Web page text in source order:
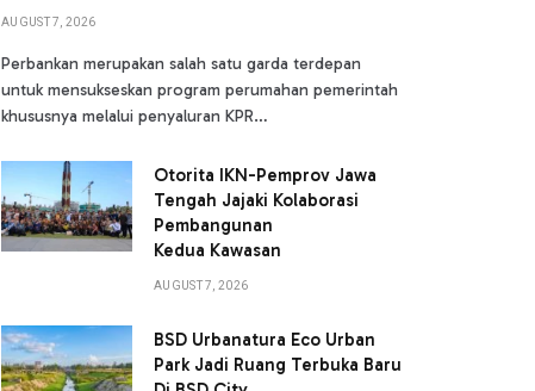
AUGUST 7, 2026
Perbankan merupakan salah satu garda terdepan
untuk mensukseskan program perumahan pemerintah
khususnya melalui penyaluran KPR…
Otorita IKN-Pemprov Jawa
Tengah Jajaki Kolaborasi
Pembangunan
Kedua Kawasan
AUGUST 7, 2026
BSD Urbanatura Eco Urban
Park Jadi Ruang Terbuka Baru